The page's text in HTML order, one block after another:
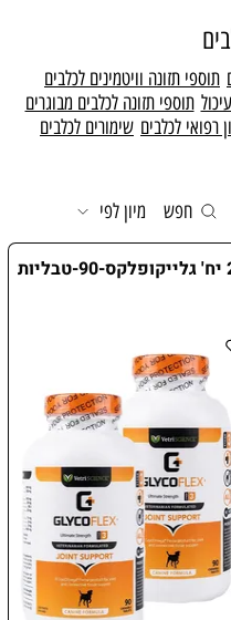
תוספי תזונה וויטמינים לכלבים
תוספי תזונה לכלבים מבוגרים
רפואי לכלבים שימורים לכלבים
חפש מיון לפי
טבליות